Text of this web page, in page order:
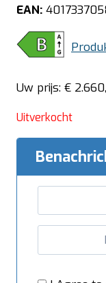
EAN:
Uw prijs: €
Uitverkocht